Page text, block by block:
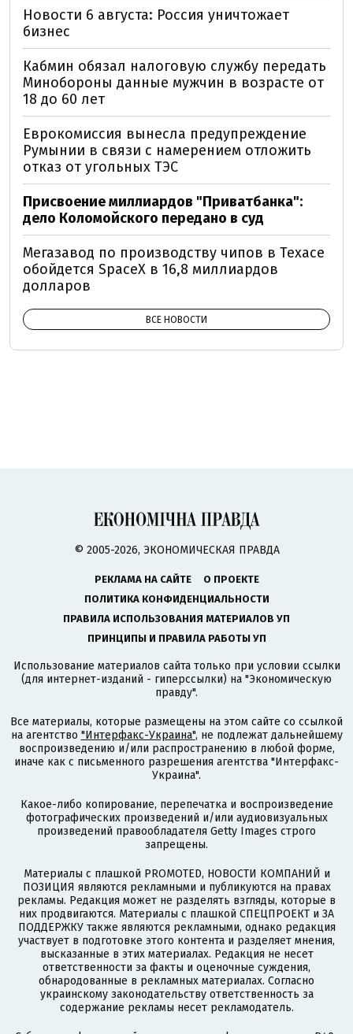
Новости 6 августа: Россия уничтожает
бизнес
Кабмин обязал налоговую службу передать
Минобороны данные мужчин в возрасте от
18 до 60 лет
Еврокомиссия вынесла предупреждение
Румынии в связи с намерением отложить
отказ от угольных ТЭС
Присвоение миллиардов "Приватбанка":
дело Коломойского передано в суд
Мегазавод по производству чипов в Техасе
обойдется SpaceX в 16,8 миллиардов
долларов
ВСЕ НОВОСТИ
© 2005-2026, ЭКОНОМИЧЕСКАЯ ПРАВДА
РЕКЛАМА НА САЙТЕ
О ПРОЕКТЕ
ПОЛИТИКА КОНФИДЕНЦИАЛЬНОСТИ
ПРАВИЛА ИСПОЛЬЗОВАНИЯ МАТЕРИАЛОВ УП
ПРИНЦИПЫ И ПРАВИЛА РАБОТЫ УП
Использование материалов сайта только при условии ссылки
(для интернет-изданий - гиперссылки) на "Экономическую
правду".
Все материалы, которые размещены на этом сайте со ссылкой
на агентство "Интерфакс-Украина", не подлежат дальнейшему
воспроизведению и/или распространению в любой форме,
иначе как с письменного разрешения агентства "Интерфакс-
Украина".
Какое-либо копирование, перепечатка и воспроизведение
фотографических произведений и/или аудиовизуальных
произведений правообладателя Getty Images строго
запрещены.
Материалы с плашкой PROMOTED, НОВОСТИ КОМПАНИЙ и
ПОЗИЦИЯ являются рекламными и публикуются на правах
рекламы. Редакция может не разделять взгляды, которые в
них продвигаются. Материалы с плашкой СПЕЦПРОЕКТ и ЗА
ПОДДЕРЖКУ также являются рекламными, однако редакция
участвует в подготовке этого контента и разделяет мнения,
высказанные в этих материалах. Редакция не несет
ответственности за факты и оценочные суждения,
обнародованные в рекламных материалах. Согласно
украинскому законодательству ответственность за
содержание рекламы несет рекламодатель.